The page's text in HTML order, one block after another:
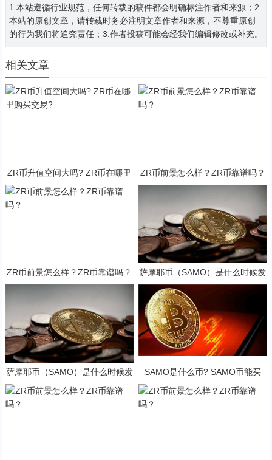
1.本站遵循行业规范，任何转载的稿件都会明确标注作者和来源；2.
本站的原创文章，请转载时务必注明文章作者和来源，不尊重原创
的行为我们将追究责任；3.作者投稿可能会经我们编辑修改或补充。
相关文章
ZR币升值空间大吗? ZR币在哪里
ZR币前景怎么样？ZR币靠谱吗？
ZR币前景怎么样？ZR币靠谱吗？
萨摩耶币（SAMO）是什么时候发
行的？SAMO币可以做什么？
萨摩耶币（SAMO）是什么时候发
行的？SAMO币可以做什么？
SAMO是什么币? SAMO币能买
吗?·